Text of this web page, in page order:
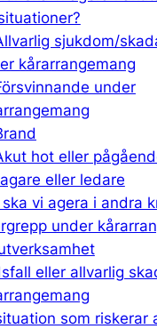
sjukdom/
kårarrangemang
under
hot eller
eller ledare
ska vi agera i andra
under
eller allvarlig
som riskerar